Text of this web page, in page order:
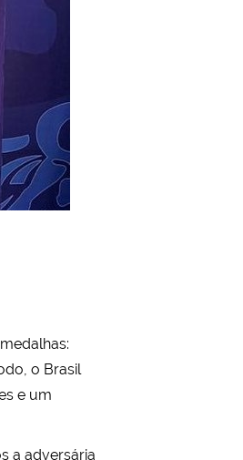
o Brasil
e um
a adversária